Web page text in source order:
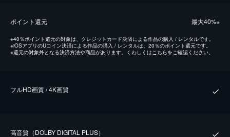
ポイント還元 最⼤40%※
※40％ポイント還元の対象は、クレジットカード決済による作品の購入 / レンタルです。
※iOSアプリのUコイン決済による作品の購入 / レンタルは、20％のポイント還元です。
※還元の対象外となる決済方法や商品があります。くわしくは こちらをご確認ください。
フルHD画質 / 4K画質
⾼⾳質（DOLBY DIGITAL PLUS）